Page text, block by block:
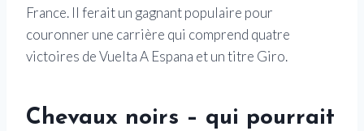
France. Il ferait un gagnant populaire pour
couronner une carrière qui comprend quatre
victoires de Vuelta A Espana et un titre Giro.
Chevaux noirs – qui pourrait